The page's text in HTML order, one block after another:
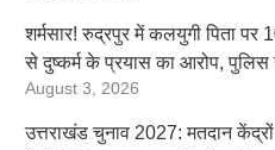
शर्मसार! रुद्रपुर में कलयुगी पिता पर
से दुष्कर्म के प्रयास का आरोप, पुलिस
August 3, 2026
उत्तराखंड चुनाव 2027: मतदान केंद्रों